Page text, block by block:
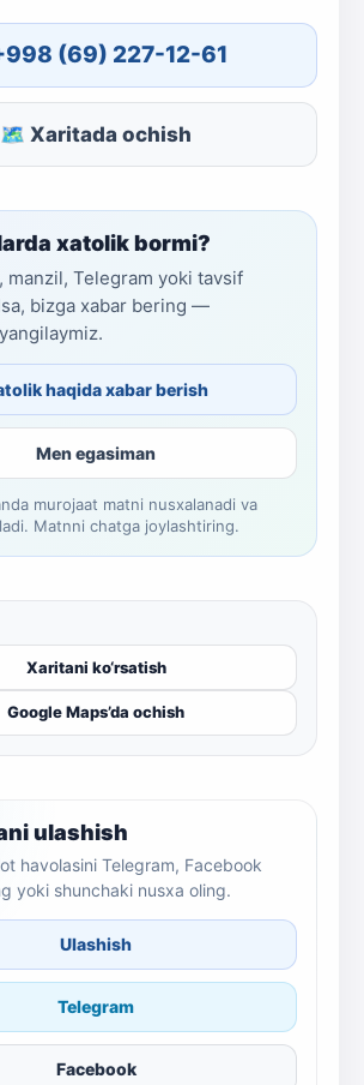
(69) 227-12-61
🗺 Xaritada ochish
xatolik bormi?
manzil, Telegram yoki tavsif
bizga xabar bering —
haqida xabar berish
Men egasiman
murojaat matni nusxalanadi va
Matnni chatga joylashtiring.
Xaritani ko‘rsatish
Google Maps’da ochish
ulashish
havolasini Telegram, Facebook
yoki shunchaki nusxa oling.
Ulashish
Telegram
Facebook